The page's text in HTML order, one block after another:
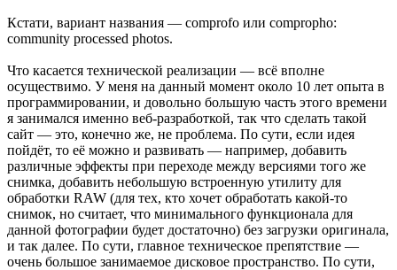
Кстати, вариант названия — comprofo или compropho:
community processed photos.
Что касается технической реализации — всё вполне
осуществимо. У меня на данный момент около 10 лет опыта в
программировании, и довольно большую часть этого времени
я занимался именно веб-разработкой, так что сделать такой
сайт — это, конечно же, не проблема. По сути, если идея
пойдёт, то её можно и развивать — например, добавить
различные эффекты при переходе между версиями того же
снимка, добавить небольшую встроенную утилиту для
обработки RAW (для тех, кто хочет обработать какой-то
снимок, но считает, что минимального функционала для
данной фотографии будет достаточно) без загрузки оригинала,
и так далее. По сути, главное техническое препятствие —
очень большое занимаемое дисковое пространство. По сути,